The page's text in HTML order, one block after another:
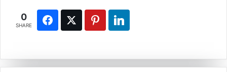
0
SHARE